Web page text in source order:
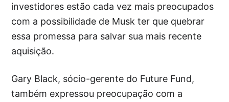
investidores estão cada vez mais preocupados
com a possibilidade de Musk ter que quebrar
essa promessa para salvar sua mais recente
aquisição.
Gary Black, sócio-gerente do Future Fund,
também expressou preocupação com a